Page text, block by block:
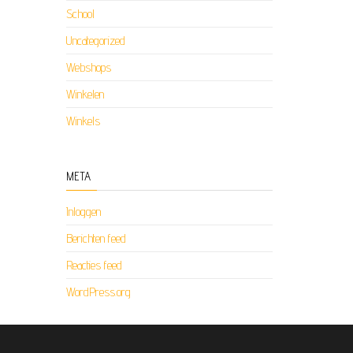
School
Uncategorized
Webshops
Winkelen
Winkels
META
Inloggen
Berichten feed
Reacties feed
WordPress.org